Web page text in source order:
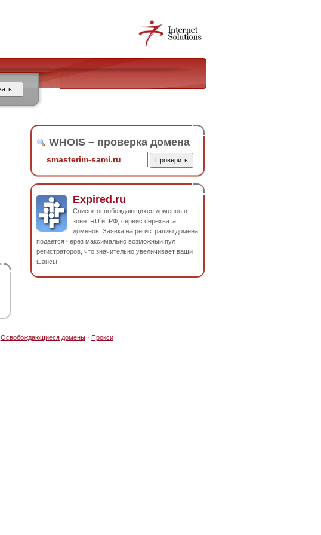
WHOIS – проверка домена
Expired.ru
Список освобождающихся доменов в
зоне .RU и .РФ, сервис перехвата
доменов. Заявка на регистрацию домена
подается через максимально возможный пул
регистраторов, что значительно увеличивает ваши
шансы.
Освобождающиеся домены· Прокси